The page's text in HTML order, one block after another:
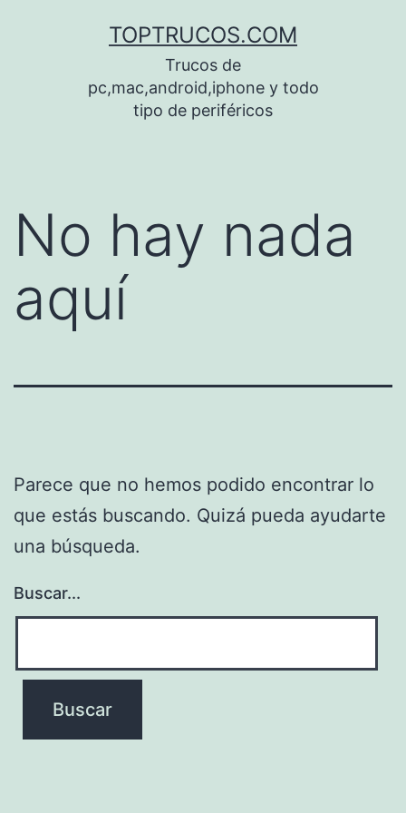
TOPTRUCOS.COM
Trucos de
pc,mac,android,iphone y todo
tipo de periféricos
No hay nada
aquí
Parece que no hemos podido encontrar lo
que estás buscando. Quizá pueda ayudarte
una búsqueda.
Buscar...